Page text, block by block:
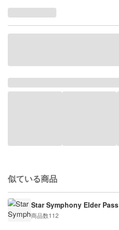
似ている商品
Star Symphony Elder Pass
商品数112